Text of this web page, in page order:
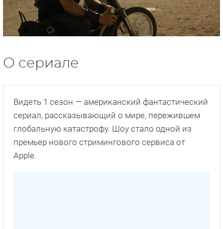
О сериале
Видеть 1 сезон — американский фантастический
сериал, рассказывающий о мире, пережившем
глобальную катастрофу. Шоу стало одной из
премьер нового стримингового сервиса от
Apple.